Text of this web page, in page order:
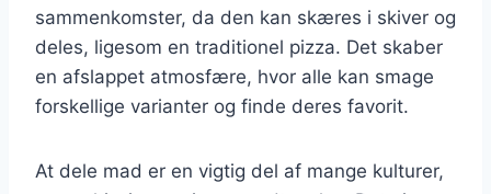
sammenkomster, da den kan skæres i skiver og
deles, ligesom en traditionel pizza. Det skaber
en afslappet atmosfære, hvor alle kan smage
forskellige varianter og finde deres favorit.
At dele mad er en vigtig del af mange kulturer,